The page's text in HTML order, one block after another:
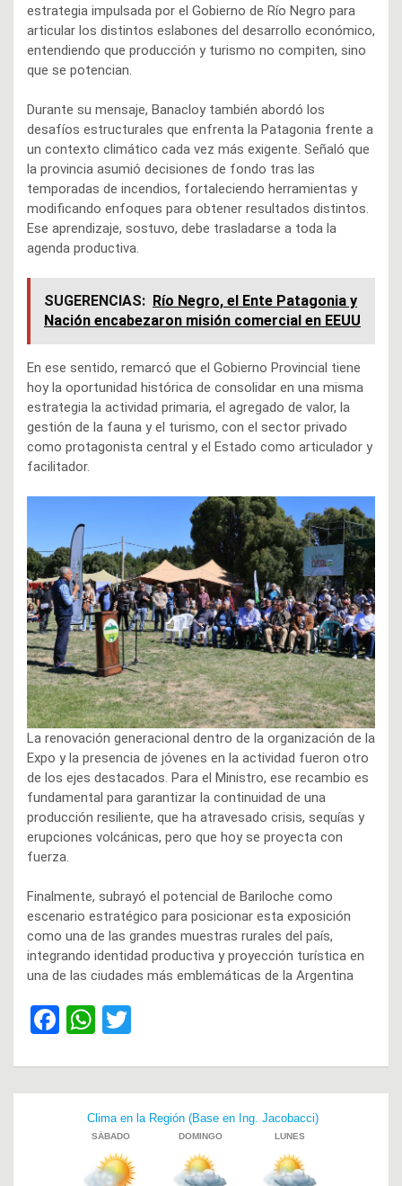
estrategia impulsada por el Gobierno de Río Negro para
articular los distintos eslabones del desarrollo económico,
entendiendo que producción y turismo no compiten, sino
que se potencian.
Durante su mensaje, Banacloy también abordó los
desafíos estructurales que enfrenta la Patagonia frente a
un contexto climático cada vez más exigente. Señaló que
la provincia asumió decisiones de fondo tras las
temporadas de incendios, fortaleciendo herramientas y
modificando enfoques para obtener resultados distintos.
Ese aprendizaje, sostuvo, debe trasladarse a toda la
agenda productiva.
SUGERENCIAS: Río Negro, el Ente Patagonia y
Nación encabezaron misión comercial en EEUU
En ese sentido, remarcó que el Gobierno Provincial tiene
hoy la oportunidad histórica de consolidar en una misma
estrategia la actividad primaria, el agregado de valor, la
gestión de la fauna y el turismo, con el sector privado
como protagonista central y el Estado como articulador y
facilitador.
La renovación generacional dentro de la organización de la
Expo y la presencia de jóvenes en la actividad fueron otro
de los ejes destacados. Para el Ministro, ese recambio es
fundamental para garantizar la continuidad de una
producción resiliente, que ha atravesado crisis, sequías y
erupciones volcánicas, pero que hoy se proyecta con
fuerza.
Finalmente, subrayó el potencial de Bariloche como
escenario estratégico para posicionar esta exposición
como una de las grandes muestras rurales del país,
integrando identidad productiva y proyección turística en
una de las ciudades más emblemáticas de la Argentina
F
ce
W
at
s
A
p
tt
er
Navegación
entradas